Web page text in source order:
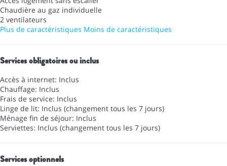
Chaudière au gaz individuelle
2 ventilateurs
Plus de caractéristiques Moins de caractéristiques
Services obligatoires ou inclus
Accès à internet: Inclus
Chauffage: Inclus
Frais de service: Inclus
Linge de lit: Inclus (changement tous les 7 jours)
Ménage fin de séjour: Inclus
Serviettes: Inclus (changement tous les 7 jours)
Services optionnels